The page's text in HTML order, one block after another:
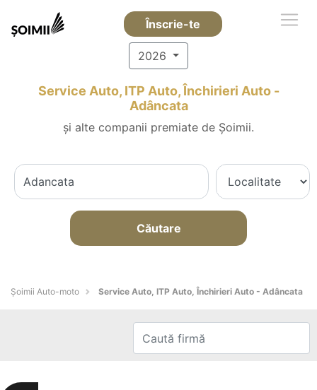
Înscrie-te
2026
Service Auto, ITP Auto, Închirieri Auto -
Adâncata
și alte companii premiate de Șoimii.
Căutare
Șoimii Auto-moto Service Auto, ITP Auto, Închirieri Auto - Adâncata